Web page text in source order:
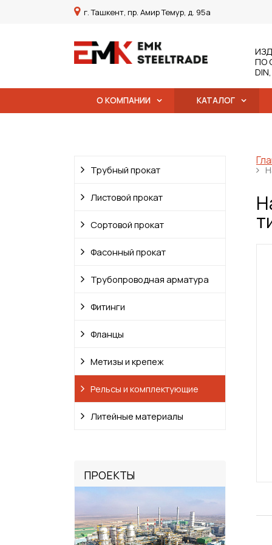
г. Ташкент, пр. Амир Темур, д. 95а
ПО
О КОМПАНИИ КАТАЛОГ
Трубный прокат
Листовой прокат
Сортовой прокат
Фасонный прокат
Трубопроводная арматура
Фитинги
Фланцы
Метизы и крепеж
Рельсы и комплектующие
Литейные материалы
ПРОЕКТЫ